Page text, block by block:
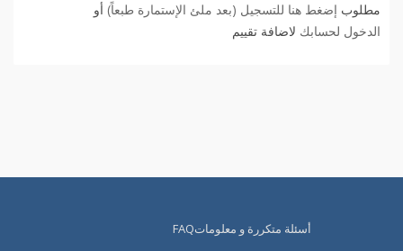
مطلوب إضغط هنا للتسجيل (بعد ملئ الإستمارة طبعاً) أو
الدخول لحسابك لاضافة تقييم
أسئلة متكررة و معلوماتFAQ